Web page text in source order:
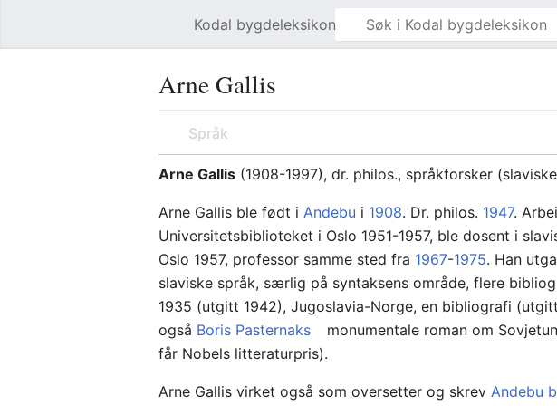
Kodal bygdeleksikon
Arne Gallis
Språk
Arne Gallis (1908-1997), dr. philos., språkforsker
Arne Gallis ble født iAndebu i 1908. Dr. philos. 1947.
Universitetsbiblioteket i Oslo 1951-1957, ble dosent i
Oslo 1957, professor samme sted fra 1967-1975. Han
slaviske språk, særlig på syntaksens område, flere
1935 (utgitt 1942), Jugoslavia-Norge, en bibliografi
også Boris Pasternaks monumentale roman om
får Nobels litteraturpris).
Arne Gallis virket også som oversetter og skrevAndebu